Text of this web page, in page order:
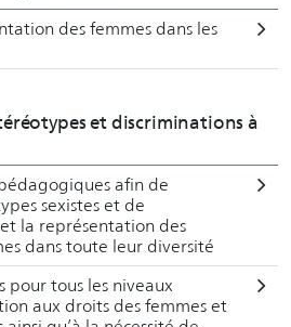
des femmes dans les
et discriminations à
afin de
sexistes et de
la représentation des
dans toute leur diversité
pour tous les niveaux
aux droits des femmes et